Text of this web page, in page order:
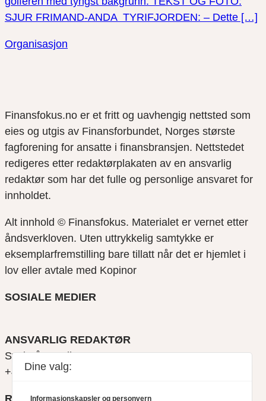
SJUR FRIMAND-ANDA TYRIFJORDEN: – Dette […]
Organisasjon
Finansfokus.no er et fritt og uavhengig nettsted som
eies og utgis av Finansforbundet, Norges største
fagforening for ansatte i finansbransjen. Nettstedet
redigeres etter redaktørplakaten av en ansvarlig
redaktør som har det fulle og personlige ansvaret for
innholdet.
Alt innhold © Finansfokus. Materialet er vernet etter
åndsverkloven. Uten uttrykkelig samtykke er
eksemplarfremstilling bare tillatt når det er hjemlet i
lov eller avtale med Kopinor
SOSIALE MEDIER
ANSVARLIG REDAKTØR
Svein Åge Eriksen
+47 900 79 547
Dine valg:
Informasjonskapsler og personvern